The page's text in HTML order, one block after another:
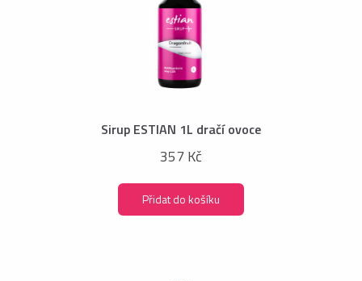
Sirup ESTIAN 1L dračí ovoce
357 Kč
Přidat do košíku